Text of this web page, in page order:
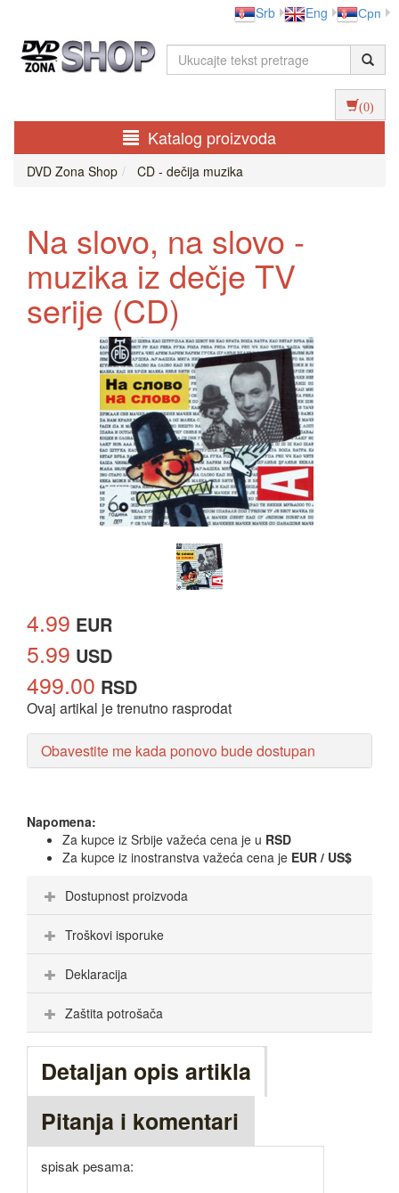
Srb Eng Срп
(0)
Katalog proizvoda
DVD Zona Shop CD - dečija muzika
Na slovo, na slovo -
muzika iz dečje TV
serije (CD)
4.99 EUR
5.99 USD
499.00 RSD
Ovaj artikal je trenutno rasprodat
Obavestite me kada ponovo bude dostupan
Napomena:
Za kupce iz Srbije važeća cena je u RSD
Za kupce iz inostranstva važeća cena je EUR / US$
Dostupnost proizvoda
Troškovi isporuke
Deklaracija
Zaštita potrošača
Detaljan opis artikla
Pitanja i komentari
spisak pesama: